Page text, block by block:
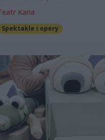
Kana
Spektakle i opery